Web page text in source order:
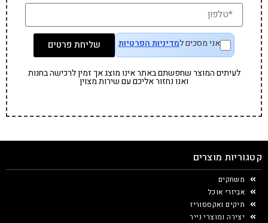
אני מסכים למדיניות הפרטיות שליחת פרטים
לעיתים המוצר שחפשתם באתר אינו מוצג אך זמין לרכישה בחנות
ואנו נחזור אליכם עם שירות מצוין
קטגוריות מוצרים
משחקים
אביזרי אוכל
תיקים ואקססוריז
יצירה ומוצרי נייר